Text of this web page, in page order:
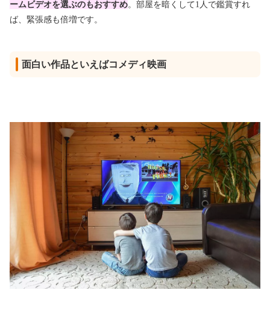
ームビデオを選ぶのもおすすめ。部屋を暗くして1人で鑑賞すれ
ば、緊張感も倍増です。
面白い作品といえばコメディ映画